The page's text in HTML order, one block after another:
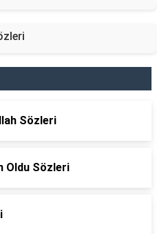
Sözleri
Oldu Sözleri